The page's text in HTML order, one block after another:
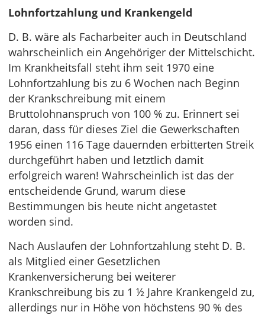
Lohnfortzahlung und Krankengeld
D. B. wäre als Facharbeiter auch in Deutschland
wahrscheinlich ein Angehöriger der Mittelschicht.
Im Krankheitsfall steht ihm seit 1970 eine
Lohnfortzahlung bis zu 6 Wochen nach Beginn
der Krankschreibung mit einem
Bruttolohnanspruch von 100 % zu. Erinnert sei
daran, dass für dieses Ziel die Gewerkschaften
1956 einen 116 Tage dauernden erbitterten Streik
durchgeführt haben und letztlich damit
erfolgreich waren! Wahrscheinlich ist das der
entscheidende Grund, warum diese
Bestimmungen bis heute nicht angetastet
worden sind.
Nach Auslaufen der Lohnfortzahlung steht D. B.
als Mitglied einer Gesetzlichen
Krankenversicherung bei weiterer
Krankschreibung bis zu 1 ½ Jahre Krankengeld zu,
allerdings nur in Höhe von höchstens 90 % des